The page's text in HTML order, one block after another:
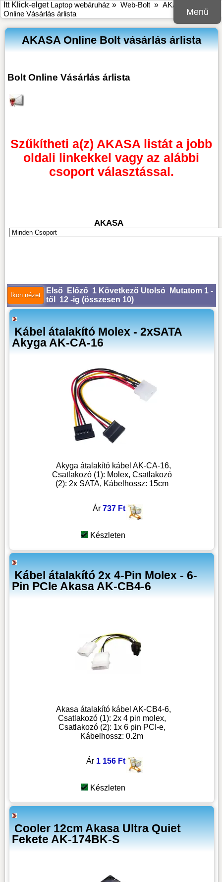
Menü
Itt Klick-elget Laptop webáruház » Web-Bolt » AKASA Bolt
Online Vásárlás árlista
AKASA Online Bolt vásárlás árlista
Bolt Online Vásárlás árlista
Szűkítheti a(z) AKASA listát a jobb
oldali linkekkel vagy az alábbi
csoport választással.
AKASA
Első Előző 1 Következő Utolsó Mutatom 1 -
től 12 -ig (összesen 10)
Kábel átalakító Molex - 2xSATA
Akyga AK-CA-16
Akyga átalakító kábel AK-CA-16,
Csatlakozó (1): Molex, Csatlakozó
(2): 2x SATA, Kábelhossz: 15cm
Ár 737 Ft
Készleten
Kábel átalakító 2x 4-Pin Molex - 6-
Pin PCIe Akasa AK-CB4-6
Akasa átalakító kábel AK-CB4-6,
Csatlakozó (1): 2x 4 pin molex,
Csatlakozó (2): 1x 6 pin PCI-e,
Kábelhossz: 0.2m
Ár 1 156 Ft
Készleten
Cooler 12cm Akasa Ultra Quiet
Fekete AK-174BK-S